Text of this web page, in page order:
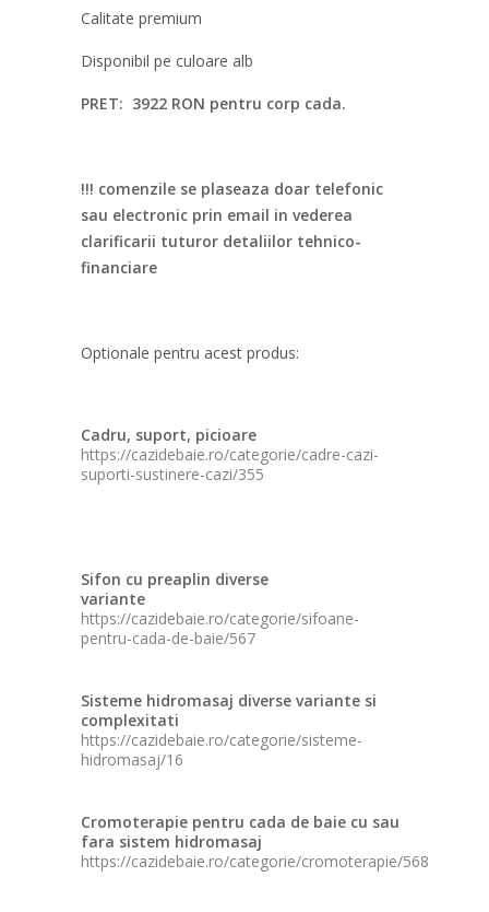
Calitate premium
Disponibil pe culoare alb
PRET: 3922 RON pentru corp cada.
!!! comenzile se plaseaza doar telefonic
sau electronic prin email in vederea
clarificarii tuturor detaliilor tehnico-
financiare
Optionale pentru acest produs:
Cadru, suport, picioare
https://cazidebaie.ro/categorie/cadre-cazi-
suporti-sustinere-cazi/355
Sifon cu preaplin diverse
variante
https://cazidebaie.ro/categorie/sifoane-
pentru-cada-de-baie/567
Sisteme hidromasaj diverse variante si
complexitati
https://cazidebaie.ro/categorie/sisteme-
hidromasaj/16
Cromoterapie pentru cada de baie cu sau
fara sistem hidromasaj
https://cazidebaie.ro/categorie/cromoterapie/568